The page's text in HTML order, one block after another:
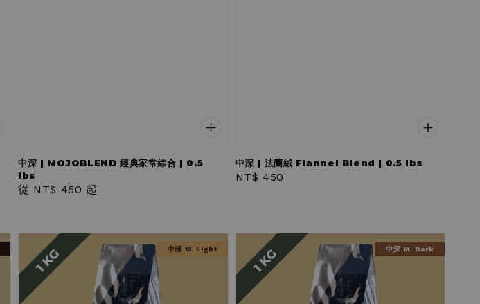
中深 | MOJOBLEND 經典家常綜合 | 0.5
lbs
Regular
從 NT$ 450 起
中深 | 法蘭絨 Flannel Blend | 0.5 lbs
Regular
NT$ 450
中淺 M. Light 中深 M. Dark